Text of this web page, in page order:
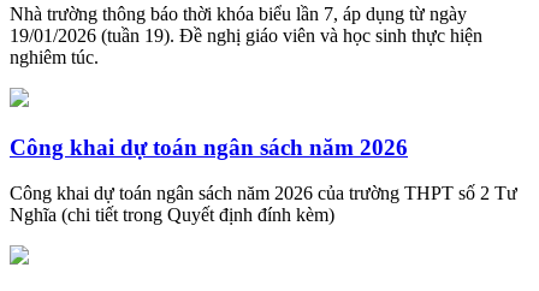
Nhà trường thông báo thời khóa biểu lần 7, áp dụng từ ngày
19/01/2026 (tuần 19). Đề nghị giáo viên và học sinh thực hiện
nghiêm túc.
Công khai dự toán ngân sách năm 2026
Công khai dự toán ngân sách năm 2026 của trường THPT số 2 Tư
Nghĩa (chi tiết trong Quyết định đính kèm)